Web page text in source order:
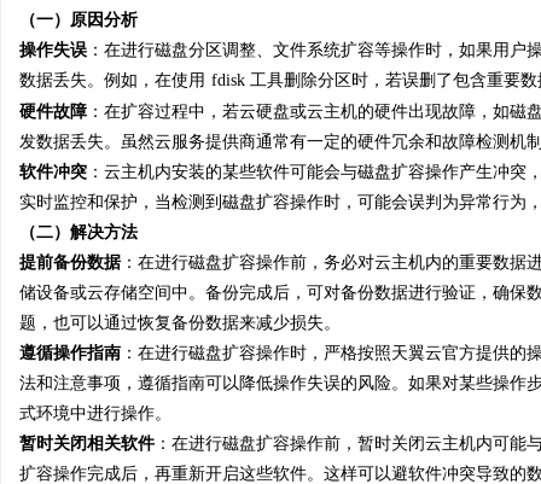
（一）原因分析
操作失误 ：在进行磁盘分区调整、文件系统扩容等操作时，如果用
数据丢失。例如，在使用 fdisk 工具删除分区时，若误删了包含重要
硬件故障 ：在扩容过程中，若云硬盘或云主机的硬件出现故障，如
发数据丢失。虽然云服务提供商通常有一定的硬件冗余和故障检测机
软件冲突 ：云主机内安装的某些软件可能会与磁盘扩容操作产生冲
实时监控和保护，当检测到磁盘扩容操作时，可能会误判为异常行为
（二）解决方法
提前备份数据：在进行磁盘扩容操作前，务必对云主机内的重要数据
储设备或云存储空间中。备份完成后，可对备份数据进行验证，确
题，也可以通过恢复备份数据来减少损失。
遵循操作指南 ：在进行磁盘扩容操作时，严格按照天翼云官方提供
法和注意事项，遵循指南可以降低操作失误的风险。如果对某些操
式环境中进行操作。
暂时关闭相关软件：在进行磁盘扩容操作前，暂时关闭云主机内可能
扩容操作完成后，再重新开启这些软件。这样可以避软件冲突导致